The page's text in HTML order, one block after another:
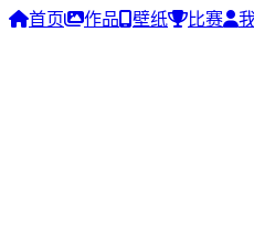
首页 作品 壁纸 比赛